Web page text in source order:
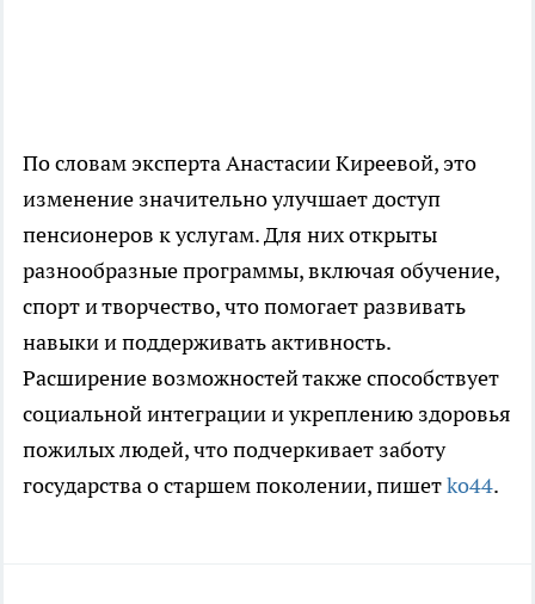
По словам эксперта Анастасии Киреевой, это
изменение значительно улучшает доступ
пенсионеров к услугам. Для них открыты
разнообразные программы, включая обучение,
спорт и творчество, что помогает развивать
навыки и поддерживать активность.
Расширение возможностей также способствует
социальной интеграции и укреплению здоровья
пожилых людей, что подчеркивает заботу
государства о старшем поколении, пишетko44.